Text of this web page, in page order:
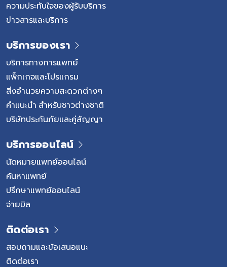
ความประทับใจของผู้รับบริการ
ข่าวสารและบริการ
บริการของเรา
บริการทางการแพทย์
แพ็กเกจและโปรแกรม
สิ่งอำนวยความสะดวกต่างๆ
คำแนะนำ สำหรับชาวต่างชาติ
บริษัทประกันภัยและคู่สัญญา
บริการออนไลน์
นัดหมายแพทย์ออนไลน์
ค้นหาแพทย์
ปรึกษาแพทย์ออนไลน์
จ่ายบิล
ติดต่อเรา
สอบถามและข้อเสนอแนะ
ติดต่อเรา